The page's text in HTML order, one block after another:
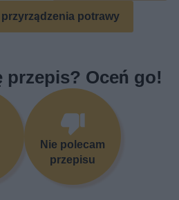
potrawy
przepis? Oceń go!
Nie polecam
przepisu